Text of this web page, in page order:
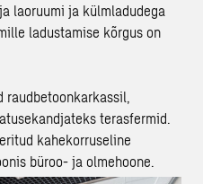
laoruumi ja külmladudega
ladustamise kõrgus on
raudbetoonkarkassil,
terasfermid.
kahekorruseline
büroo- ja olmehoone.